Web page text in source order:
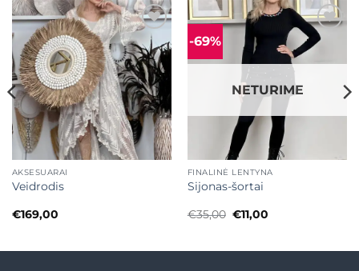
Mėgstamiausias
AKSESUARAI
Veidrodis
€169,00
-69% Mėgstamiausias
NETURIME
FINALINĖ LENTYNA
Sijonas-šortai
€35,00 Original
price
€11,00Current